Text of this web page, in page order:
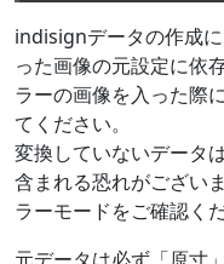
indisignデータの作成
った画像の元設定に依
ラーの画像を入った際
てください。
変換していないデータ
含まれる恐れがござい
ラーモードをご確認くだ